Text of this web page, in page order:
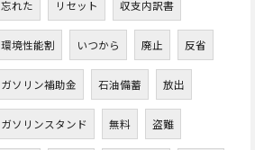
忘れた リセット 収支内訳書
環境性能割 いつから 廃止 反省
ガソリン補助金 石油備蓄 放出
ガソリンスタンド 無料 盗難